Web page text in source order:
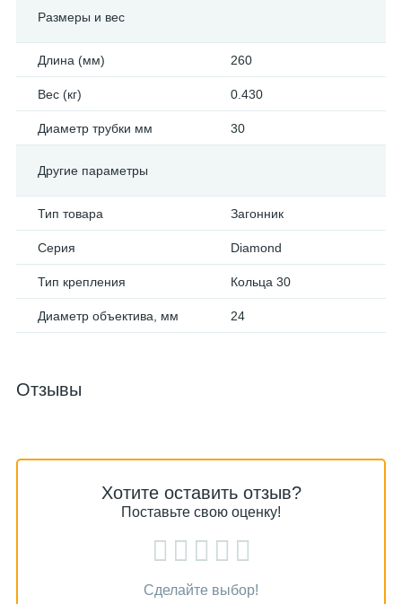
Размеры и вес
Длина (мм) 260
Вес (кг) 0.430
Диаметр трубки мм 30
Другие параметры
Тип товара Загонник
Серия Diamond
Тип крепления Кольца 30
Диаметр объектива, мм 24
Отзывы
Хотите оставить отзыв?
Поставьте свою оценку!
Сделайте выбор!